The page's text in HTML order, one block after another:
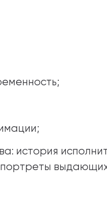
история